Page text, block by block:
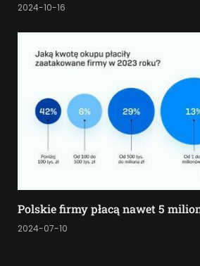
2024-10-16
Polskie firmy płacą nawet 5
2024-07-10